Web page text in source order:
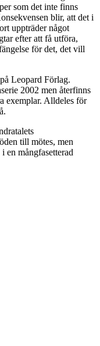
som det inte finns
blir, att det i
uppträder något
efter att få utföra,
för det, det vill
Leopard Förlag.
2002 men återfinns
exemplar. Alldeles för
till mötes, men
en mångfasetterad